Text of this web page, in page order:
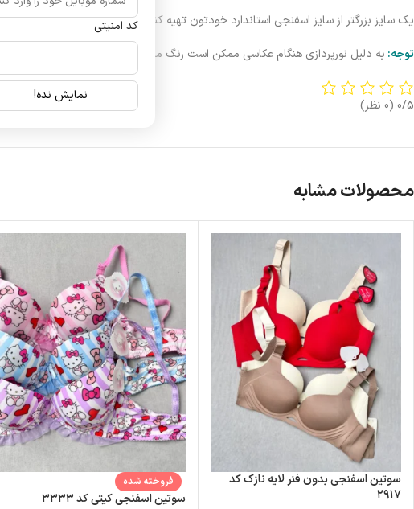
یک سایز بزرگتر از سایز اسفنجی استاندارد خودتون تهیه کنید
توجه: به دلیل نورپردازی هنگام عکاسی ممکن است رنگ محصول کمی تیره یا روشنتر به نظر
0/5 (0 نظر)
محصولات مشابه
سوتین اسفنجی بدون فنر لایه نازک کد
۲۹۱۷
فروخته شده
سوتین اسفنجی کیتی کد ۳۳۳۳
کد امنیتی
نمایش نده!